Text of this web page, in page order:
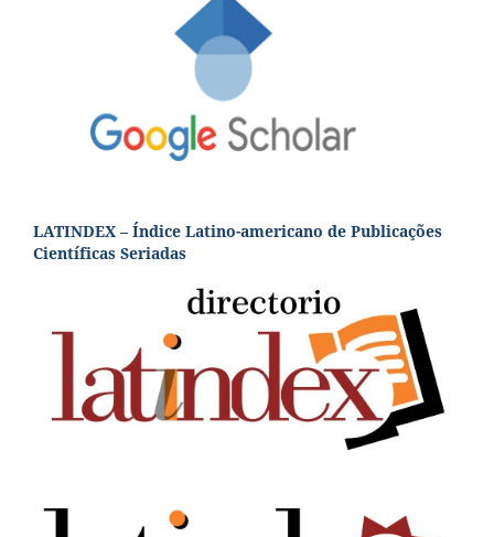
LATINDEX – Índice Latino-americano de Publicações
Científicas Seriadas